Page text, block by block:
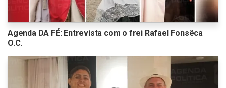
Agenda DA FÉ: Entrevista com o frei Rafael Fonsêca
O.C.